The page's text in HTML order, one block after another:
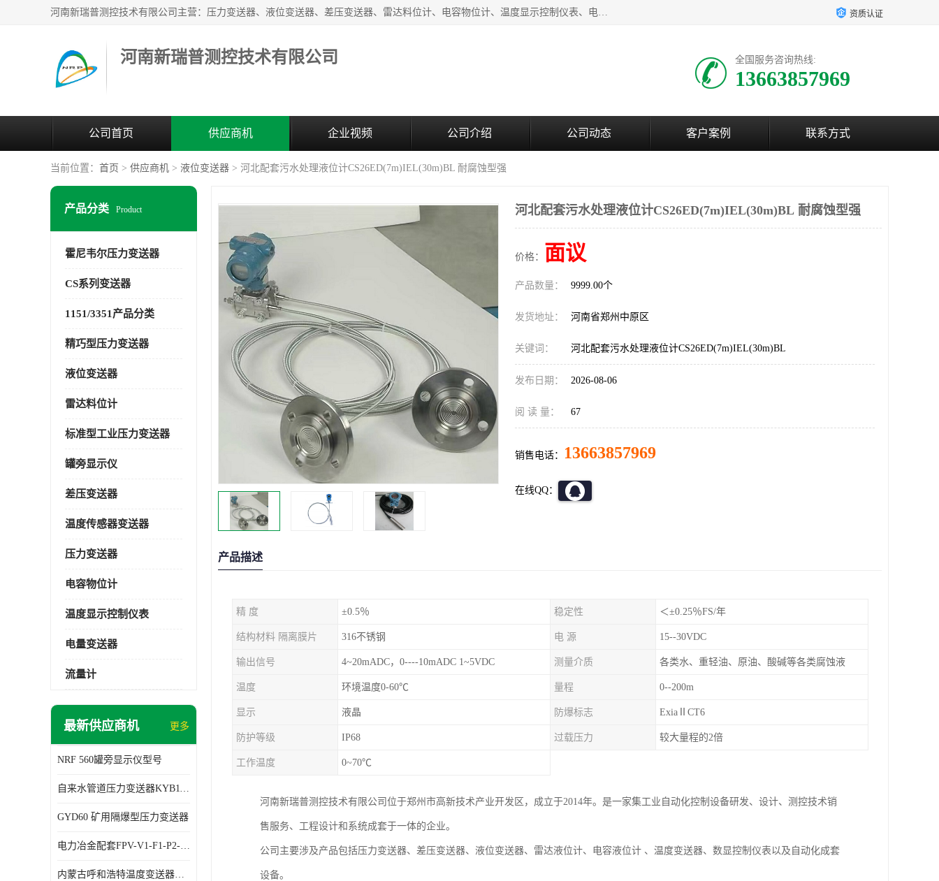
河南新瑞普测控技术有限公司主营：压力变送器、液位变送器、差压变送器、雷达料位计、电容物位计、温度显示控制仪表、电量变送器、流量计、工业自动化系统成套设备。 资质认证
河南新瑞普测控技术有限公司 全国服务咨询热线:
13663857969
公司首页 供应商机 企业视频 公司介绍 公司动态 客户案例 联系方式
当前位置： 首页 > 供应商机 > 液位变送器 > 河北配套污水处理液位计CS26ED(7m)IEL(30m)BL 耐腐蚀型强
产品分类 Product
霍尼韦尔压力变送器
CS系列变送器
1151/3351产品分类
精巧型压力变送器
液位变送器
雷达料位计
标准型工业压力变送器
罐旁显示仪
差压变送器
温度传感器变送器
压力变送器
电容物位计
温度显示控制仪表
电量变送器
流量计
最新供应商机 更多
NRF 560罐旁显示仪型号
自来水管道压力变送器KYB11G03M2型号 使用方便
GYD60 矿用隔爆型压力变送器
电力冶金配套FPV-V1-F1-P2-03电压变送器
内蒙古呼和浩特温度变送器配套罐旁显示仪供应 性能稳定
河北配套污水处理液位计CS26ED(7m)IEL(30m)BL 耐腐蚀型强
价格： 面议
产品数量： 9999.00个
发货地址： 河南省郑州中原区
关键词： 河北配套污水处理液位计CS26ED(7m)IEL(30m)BL
发布日期： 2026-08-06
阅 读 量： 67
销售电话： 13663857969
在线QQ：
产品描述
精 度 ±0.5％ 稳定性 ＜±0.25％FS/年
结构材料 隔离膜片 316不锈钢 电 源 15--30VDC
输出信号 4~20mADC，0----10mADC 1~5VDC 测量介质 各类水、重轻油、原油、酸碱等各类腐蚀液
温度 环境温度0-60℃ 量程 0--200m
显示 液晶 防爆标志 ExiaⅡCT6
防护等级 IP68 过载压力 较大量程的2倍
工作温度 0~70℃
河南新瑞普测控技术有限公司位于郑州市高新技术产业开发区，成立于2014年。是一家集工业自动化控制设备研发、设计、测控技术销
售服务、工程设计和系统成套于一体的企业。
公司主要涉及产品包括压力变送器、差压变送器、液位变送器、雷达液位计、电容液位计 、温度变送器、数显控制仪表以及自动化成套
设备。